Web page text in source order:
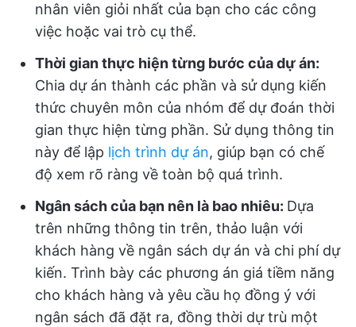
nhân viên giỏi nhất của bạn cho các công
việc hoặc vai trò cụ thể.
Thời gian thực hiện từng bước của dự án:
Chia dự án thành các phần và sử dụng kiến
thức chuyên môn của nhóm để dự đoán thời
gian thực hiện từng phần. Sử dụng thông tin
này để lập lịch trình dự án, giúp bạn có chế
độ xem rõ ràng về toàn bộ quá trình.
Ngân sách của bạn nên là bao nhiêu: Dựa
trên những thông tin trên, thảo luận với
khách hàng về ngân sách dự án và chi phí dự
kiến. Trình bày các phương án giá tiềm năng
cho khách hàng và yêu cầu họ đồng ý với
ngân sách đã đặt ra, đồng thời dự trù một